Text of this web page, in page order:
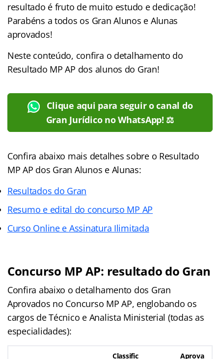
resultado é fruto de muito estudo e dedicação!
Parabéns a todos os Gran Alunos e Alunas
aprovados!
Neste conteúdo, confira o detalhamento do
Resultado MP AP dos alunos do Gran!
Clique aqui para seguir o canal do
Gran Jurídico no WhatsApp! ⚖️
Confira abaixo mais detalhes sobre o Resultado
MP AP dos Gran Alunos e Alunas:
Resultados do Gran
Resumo e edital do concurso MP AP
Curso Online e Assinatura Ilimitada
Concurso MP AP: resultado do Gran
Confira abaixo o detalhamento dos Gran
Aprovados no Concurso MP AP, englobando os
cargos de Técnico e Analista Ministerial (todas as
especialidades):
Classific
Aprova